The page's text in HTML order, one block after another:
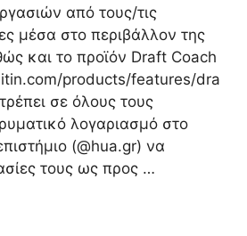
από τους/τις
μέσα στο περιβάλλον της
και το προϊόν Draft Coach
products/features/dra
σε όλους τους
λογαριασμό στο
(@hua.gr) να
τους ως προς …